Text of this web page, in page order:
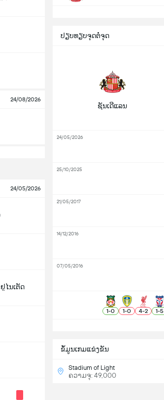
24/08/2026
24/05/2026
ໄນເຕັດ
ຂ້ໍມູນເກມແຂ່ງຂັນ
Stadium of Light
ຄວາມຈຸ: 49,000
ປຽບທຽບຈຸດຕໍ່ຈຸດ
ຊັນເດີແລນ
24/05/2026
25/10/2025
21/05/2017
14/12/2016
07/05/2016
1-0 1-0 4-2 1-5